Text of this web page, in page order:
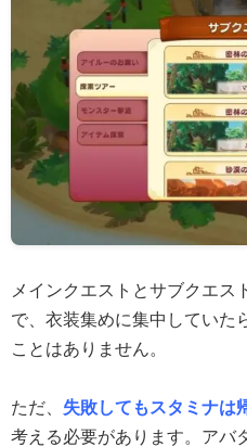
メインクエストとサブクエス
で、衣装集めに集中していた
ことはありません。
ただ、 失敗してもスタミナは
考える必要があります。アバ